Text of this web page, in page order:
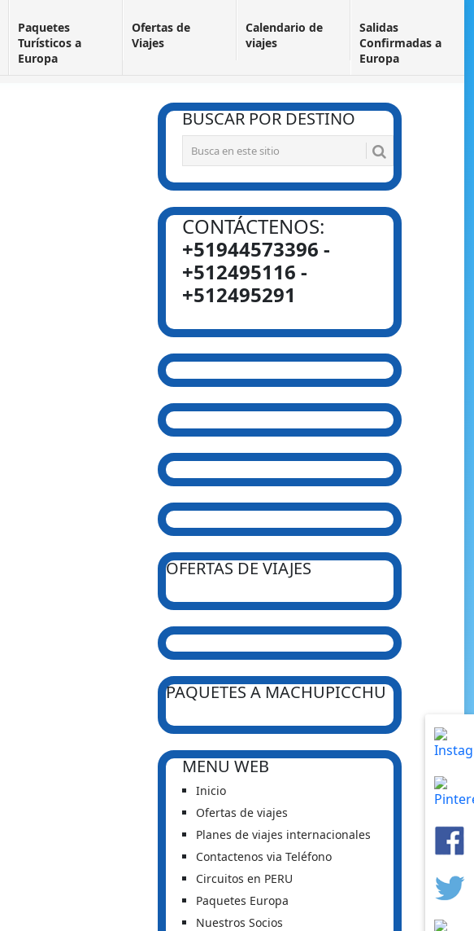
Paquetes
Turísticos a
Europa
Ofertas de
Viajes
Calendario de
viajes
Salidas
Confirmadas a
Europa
BUSCAR POR DESTINO
CONTÁCTENOS:
+51944573396 -
+512495116 -
+512495291
OFERTAS DE VIAJES
PAQUETES A MACHUPICCHU
MENU WEB
Inicio
Ofertas de viajes
Planes de viajes internacionales
Contactenos via Teléfono
Circuitos en PERU
Paquetes Europa
Nuestros Socios